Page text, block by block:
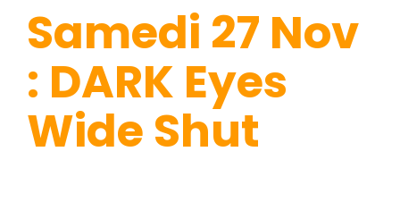
Samedi 27 Nov
: DARK Eyes
Wide Shut